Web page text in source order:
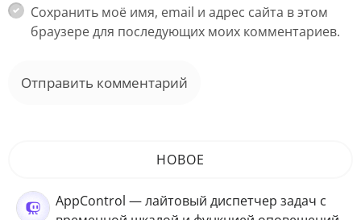
Сохранить моё имя, email и адрес сайта в этом
браузере для последующих моих комментариев.
НОВОЕ
AppControl — лайтовый диспетчер задач с